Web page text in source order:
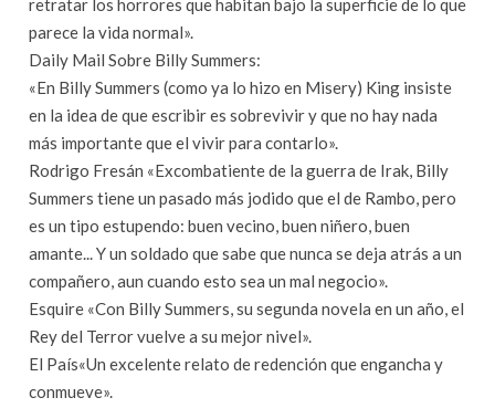
retratar los horrores que habitan bajo la superficie de lo que
parece la vida normal».
Daily Mail Sobre Billy Summers:
«En Billy Summers (como ya lo hizo en Misery) King insiste
en la idea de que escribir es sobrevivir y que no hay nada
más importante que el vivir para contarlo».
Rodrigo Fresán «Excombatiente de la guerra de Irak, Billy
Summers tiene un pasado más jodido que el de Rambo, pero
es un tipo estupendo: buen vecino, buen niñero, buen
amante... Y un soldado que sabe que nunca se deja atrás a un
compañero, aun cuando esto sea un mal negocio».
Esquire «Con Billy Summers, su segunda novela en un año, el
Rey del Terror vuelve a su mejor nivel».
El País«Un excelente relato de redención que engancha y
conmueve».